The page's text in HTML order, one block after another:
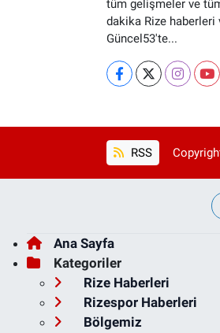
tüm gelişmeler ve
dakika Rize
Güncel53'te...
RSS
Ana Sayfa
Kategoriler
Rize Haberleri
Rizespor Haberleri
Bölgemiz